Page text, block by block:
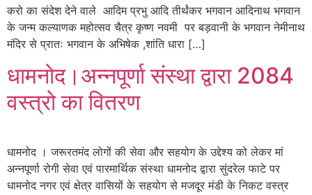
करो का संदेश देने वाले आदिम प्रभु आदि तीर्थंकर भगवान आदिनाथ भगवान
के जन्म कल्याणक महोत्सव चैत्र कृष्ण नवमी पर बड़वानी के भगवान नेमीनाथ
मंदिर से प्रातः भगवान के अभिषेक ,शांति धारा […]
धामनोद।अन्नपूर्णा संस्था द्वारा 2084
वस्त्रो का वितरण
धामनोद । जरूरतमंद लोगों की सेवा और सहयोग के उद्देश्य को लेकर मां
अन्नपूर्णा रोगी सेवा एवं पारमार्थिक संस्था धामनोद द्वारा सुंदरेल फाटे पर
धामनोद नगर एवं क्षेत्र वासियों के सहयोग से मजदूर मंडी के निकट वस्त्र